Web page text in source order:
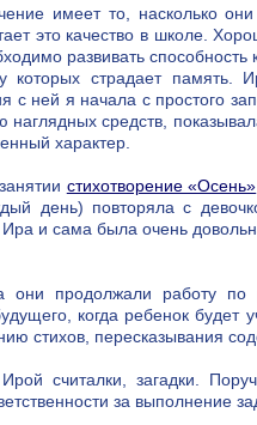
имеет то, насколько они
это качество в школе.
развивать
которых страдает
с ней я начала с простого
средств,
характер.
стихотворение «Осень»
день) повторяла с
и сама была очень
продолжали работу по
когда ребенок будет
стихов, пересказывания
считалки, загадки.
за выполнение